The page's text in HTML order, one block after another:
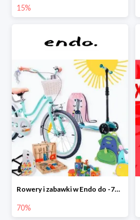
15%
Rowery i zabawki w Endo do -70%
70%